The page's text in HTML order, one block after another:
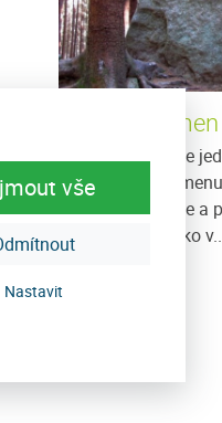
vše
Nastavit
Měsíční kámen
Měsíční kámen je
Javorníku. V
kosmická energie a
transformace jako